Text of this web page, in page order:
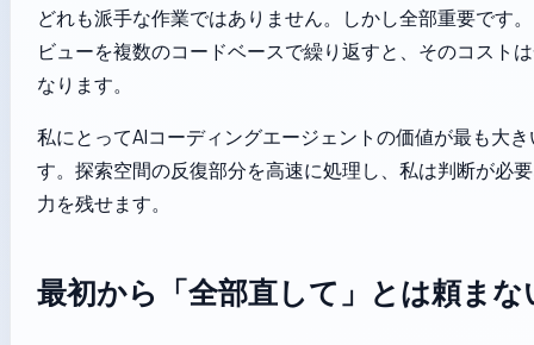
どれも派手な作業ではありません。しかし全部重要です
ビューを複数のコードベースで繰り返すと、そのコスト
なります。
私にとってAIコーディングエージェントの価値が最も大
す。探索空間の反復部分を高速に処理し、私は判断が必
力を残せます。
最初から「全部直して」とは頼まな